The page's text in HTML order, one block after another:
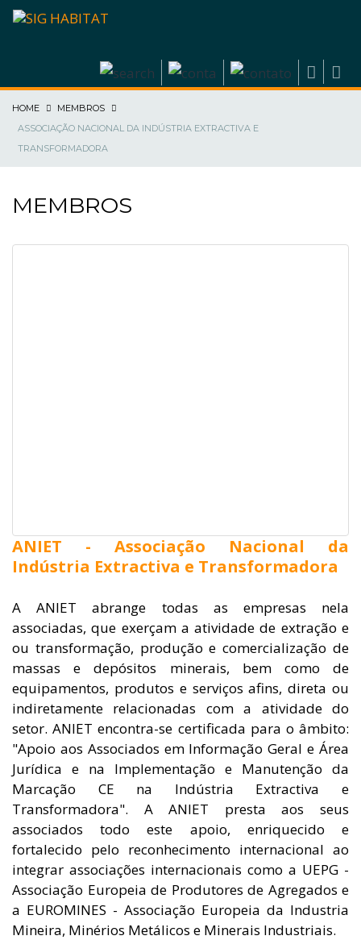
HOME
MEMBROS
ASSOCIAÇÃO NACIONAL DA INDÚSTRIA EXTRACTIVA E
TRANSFORMADORA
MEMBROS
ANIET - Associação Nacional da
Indústria Extractiva e Transformadora
A ANIET abrange todas as empresas nela
associadas, que exerçam a atividade de extração e
ou transformação, produção e comercialização de
massas e depósitos minerais, bem como de
equipamentos, produtos e serviços afins, direta ou
indiretamente relacionadas com a atividade do
setor. ANIET encontra-se certificada para o âmbito:
"Apoio aos Associados em Informação Geral e Área
Jurídica e na Implementação e Manutenção da
Marcação CE na Indústria Extractiva e
Transformadora". A ANIET presta aos seus
associados todo este apoio, enriquecido e
fortalecido pelo reconhecimento internacional ao
integrar associações internacionais como a UEPG -
Associação Europeia de Produtores de Agregados e
a EUROMINES - Associação Europeia da Industria
Mineira, Minérios Metálicos e Minerais Industriais.